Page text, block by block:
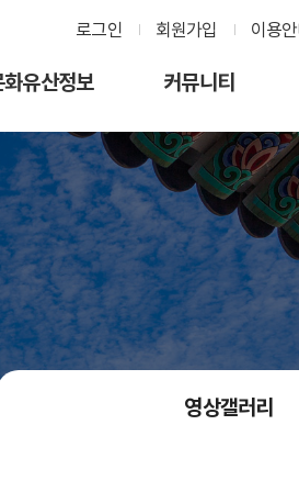
로그인 회원가입 이용안
화유산정보 커뮤니티
영상갤러리